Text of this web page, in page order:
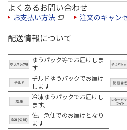
よくあるお問い合わせ
お支払い方法 注文のキャン
配送情報について
ゆうパック等でお届けしま
す
チルドゆうパックでお届け
します
冷凍ゆうパックでお届けし
ます。
佐川急便でのお届けとなり
ます